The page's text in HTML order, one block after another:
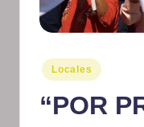
r
m
at
iv
o
Publicado
en
Locales
“POR